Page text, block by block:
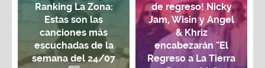
Ranking La Zona:
Estas son las
canciones más
escuchadas de la
semana del 24/07
de regreso! Nicky
Jam, Wisin y Angel
& Khriz
encabezarán "El
Regreso a La Tierra